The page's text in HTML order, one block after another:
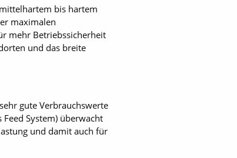
bis hartem
maximalen
mehr Betriebssicherheit
und das breite
gute Verbrauchswerte
System) überwacht
und damit auch für